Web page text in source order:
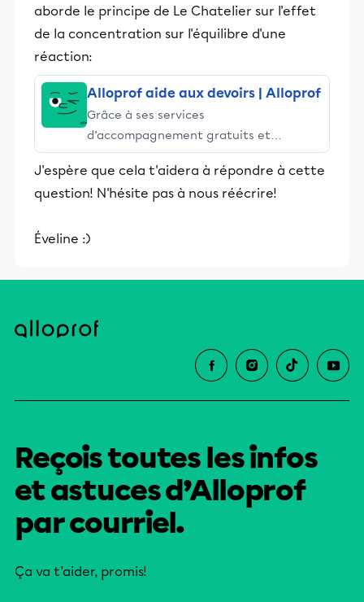
aborde le principe de Le Chatelier sur l'effet
de la concentration sur l'équilibre d'une
réaction:
Alloprof aide aux devoirs | Alloprof
Grâce à ses services
d’accompagnement gratuits et
stimulants, Alloprof engage les élèves
et leurs parents dans la réussite
éducative.
J'espère que cela t'aidera à répondre à cette
question! N'hésite pas à nous réécrire!
Éveline :)
Reçois toutes les infos
et astuces d’Alloprof
par courriel.
Ça va t’aider, promis!